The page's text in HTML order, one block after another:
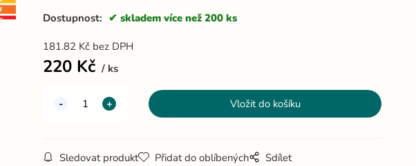
Dostupnost: skladem více než 200 ks
181.82 Kč bez DPH
220 Kč ks
Sledovat produkt Přidat do oblíbených Sdílet